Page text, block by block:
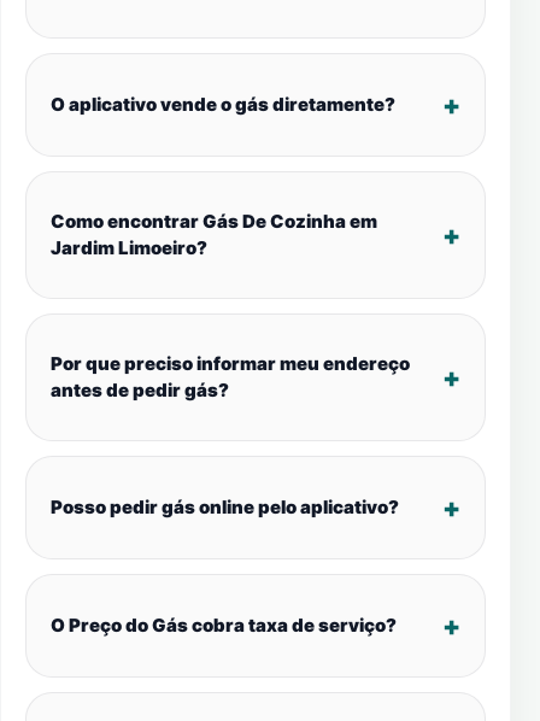
O aplicativo vende o gás diretamente?
Como encontrar Gás De Cozinha em
Jardim Limoeiro?
Por que preciso informar meu endereço
antes de pedir gás?
Posso pedir gás online pelo aplicativo?
O Preço do Gás cobra taxa de serviço?